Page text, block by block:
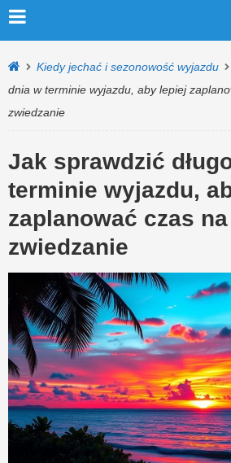
Kiedy jechać i sezonowość wyjazdu
dnia w terminie wyjazdu, aby lepiej
zwiedzanie
Jak sprawdzić
terminie wyjazdu,
zaplanować czas
zwiedzanie